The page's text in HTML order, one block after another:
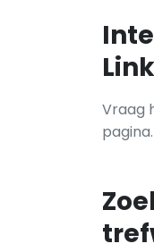
Vraag
pagina.